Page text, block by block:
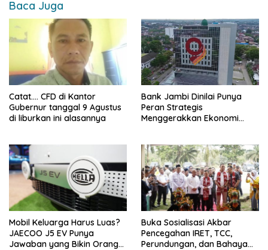
k p
Baca Juga
Catat…. CFD di Kantor
Gubernur tanggal 9 Agustus
di liburkan ini alasannya
Bank Jambi Dinilai Punya
Peran Strategis
Menggerakkan Ekonomi
Mobil Keluarga Harus Luas?
JAECOO J5 EV Punya
Jawaban yang Bikin Orang
Buka Sosialisasi Akbar
Pencegahan IRET, TCC,
Perundungan, dan Bahaya